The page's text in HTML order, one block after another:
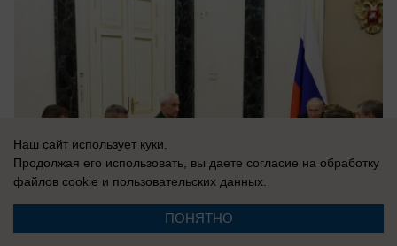
Наш сайт использует куки.
Продолжая его использовать, вы даете согласие на обработку
файлов cookie и пользовательских данных.
ПОНЯТНО